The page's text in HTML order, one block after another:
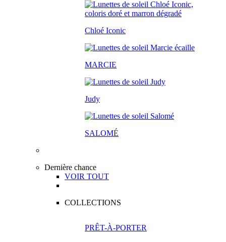
Chloé Iconic
MARCIE
Judy
SALOMÉ
Dernière chance
VOIR TOUT
COLLECTIONS
PRÊT-À-PORTER